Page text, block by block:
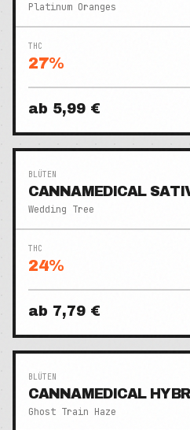
Platinum Oranges
THC
27%
ab 5,99 €
BLÜTEN
CANNAMEDICAL
Wedding Tree
THC
24%
ab 7,79 €
BLÜTEN
CANNAMEDICAL
Ghost Train Haze